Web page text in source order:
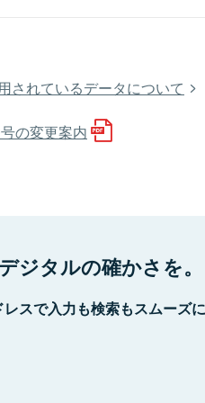
されているデータについて
の変更案内
ジタルの確かさを。
スで入力も検索もスムーズ